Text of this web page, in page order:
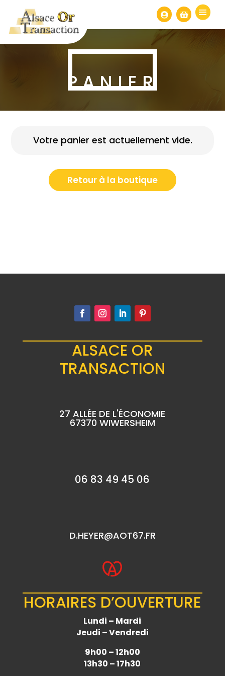
 
PANIER
Votre panier est actuellement vide.
Retour à la boutique
ALSACE OR
TRANSACTION
27 ALLÉE DE L'ÉCONOMIE
67370 WIWERSHEIM
06 83 49 45 06
D.HEYER@AOT67.FR
HORAIRES D’OUVERTURE
Lundi – Mardi
Jeudi – Vendredi
9h00 – 12h00
13h30 – 17h30